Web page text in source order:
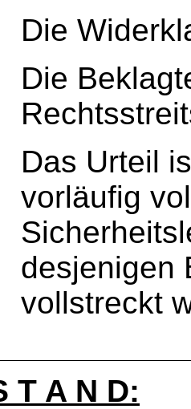
Die
Die
Das Urteil
vorläufig
desjenigen
vollstreckt
T A N D: